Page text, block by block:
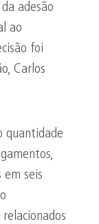
adesão
ao
foi
Carlos
quantidade
em seis